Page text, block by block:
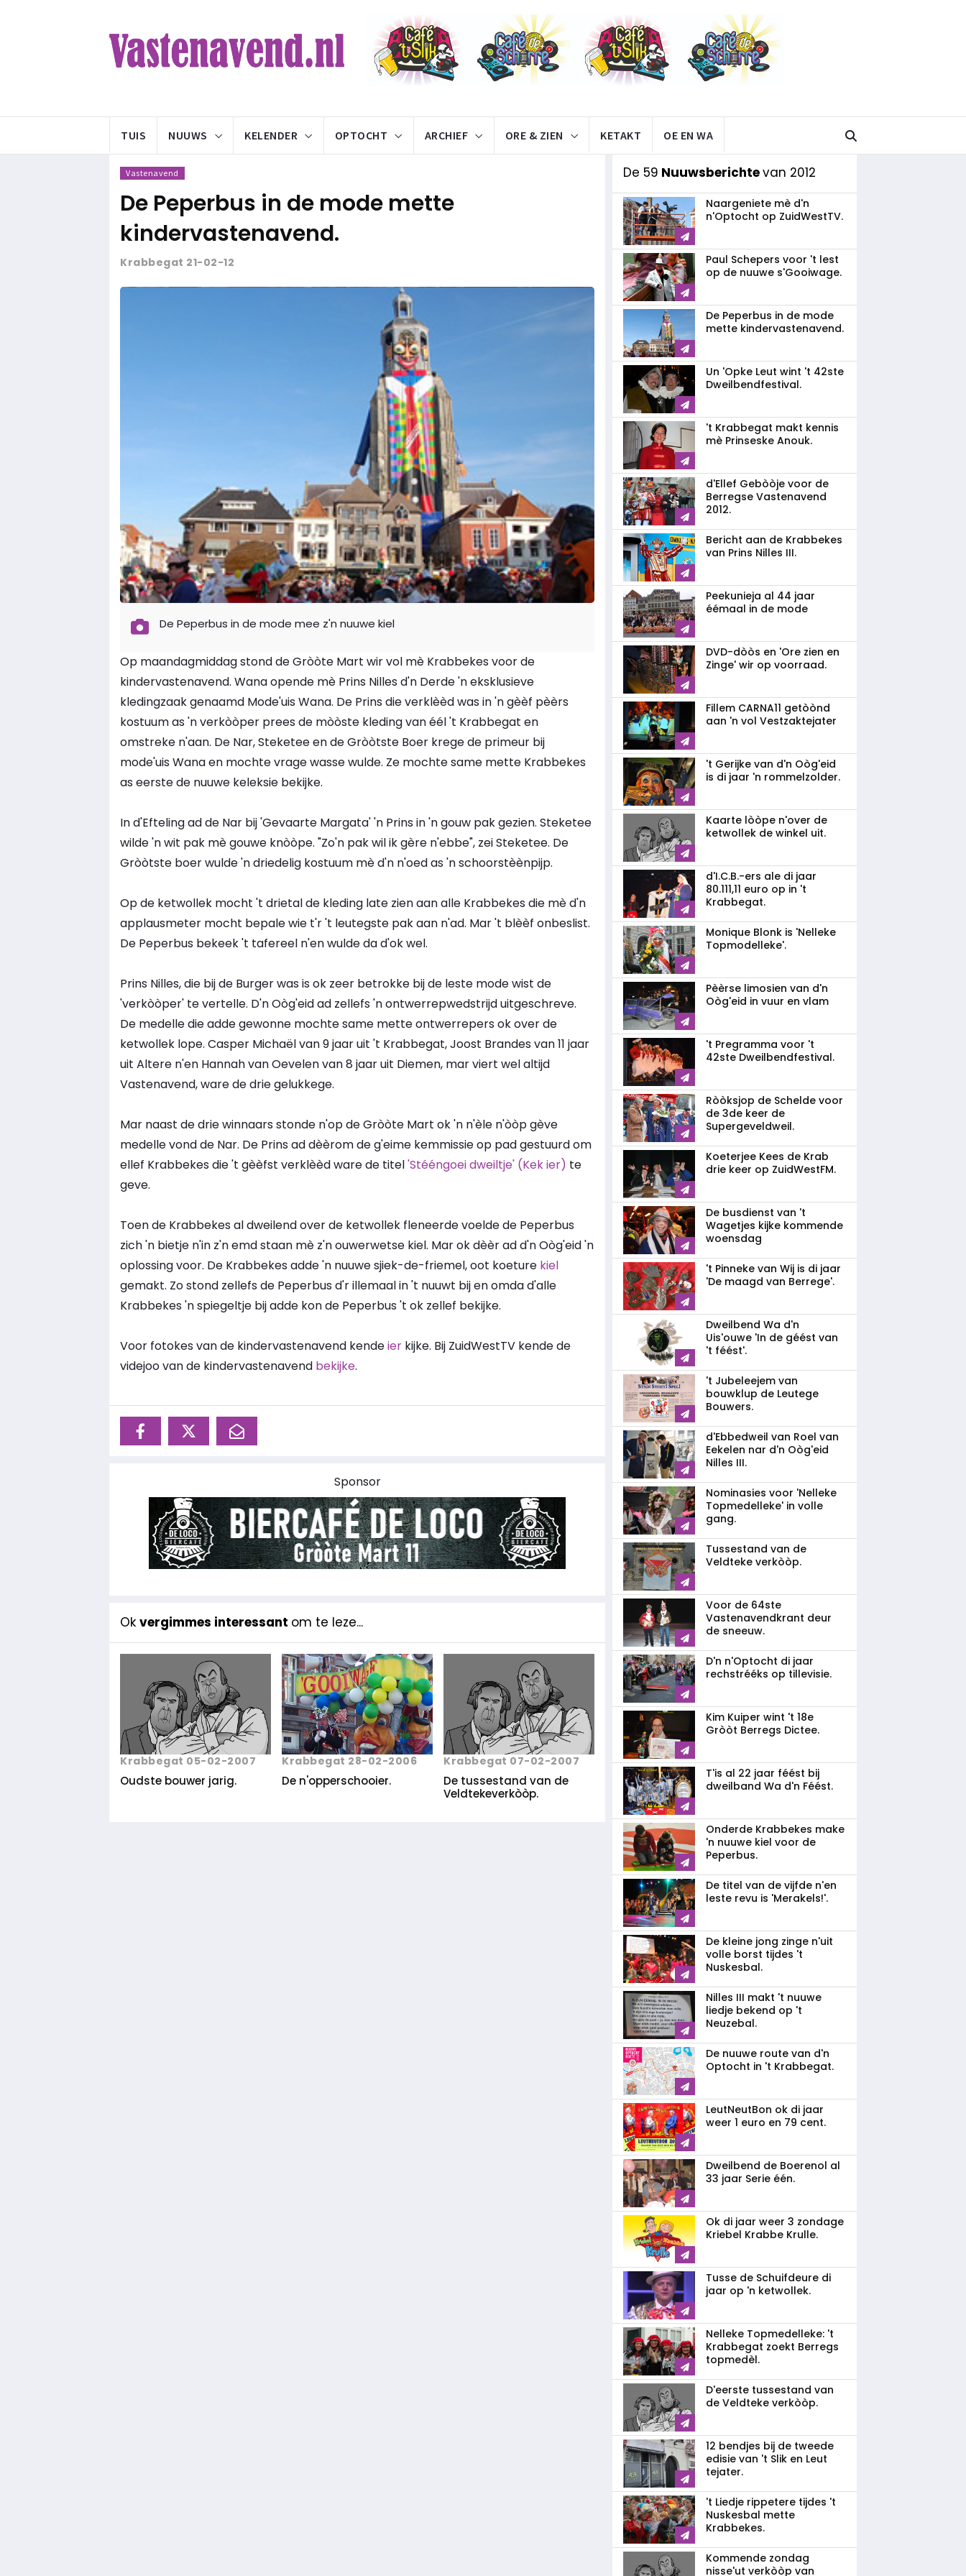
TUIS NUUWS KELENDER OPTOCHT ARCHIEF ORE & ZIEN KETAKT OE EN WA
Vastenavend
De Peperbus in de mode mette
kindervastenavend.
Krabbegat 21-02-12
De Peperbus in de mode mee z'n nuuwe kiel
Op maandagmiddag stond de Gròòte Mart wir vol mè Krabbekes voor de
kindervastenavend. Wana opende mè Prins Nilles d'n Derde 'n eksklusieve
kledingzaak genaamd Mode'uis Wana. De Prins die verklèèd was in 'n gèèf pèèrs
kostuum as 'n verkòòper prees de mòòste kleding van éél 't Krabbegat en
omstreke n'aan. De Nar, Steketee en de Gròòtste Boer krege de primeur bij
mode'uis Wana en mochte vrage wasse wulde. Ze mochte same mette Krabbekes
as eerste de nuuwe keleksie bekijke.
In d'Efteling ad de Nar bij 'Gevaarte Margata' 'n Prins in 'n gouw pak gezien. Steketee
wilde 'n wit pak mè gouwe knòòpe. "Zo'n pak wil ik gère n'ebbe", zei Steketee. De
Gròòtste boer wulde 'n driedelig kostuum mè d'n n'oed as 'n schoorstèènpijp.
Op de ketwollek mocht 't drietal de kleding late zien aan alle Krabbekes die mè d'n
applausmeter mocht bepale wie t'r 't leutegste pak aan n'ad. Mar 't blèèf onbeslist.
De Peperbus bekeek 't tafereel n'en wulde da d'ok wel.
Prins Nilles, die bij de Burger was is ok zeer betrokke bij de leste mode wist de
'verkòòper' te vertelle. D'n Oòg'eid ad zellefs 'n ontwerrepwedstrijd uitgeschreve.
De medelle die adde gewonne mochte same mette ontwerrepers ok over de
ketwollek lope. Casper Michaël van 9 jaar uit 't Krabbegat, Joost Brandes van 11 jaar
uit Altere n'en Hannah van Oevelen van 8 jaar uit Diemen, mar viert wel altijd
Vastenavend, ware de drie gelukkege.
Mar naast de drie winnaars stonde n'op de Gròòte Mart ok 'n n'èle n'òòp gève
medelle vond de Nar. De Prins ad dèèrom de g'eime kemmissie op pad gestuurd om
ellef Krabbekes die 't gèèfst verklèèd ware de titel'Stééngoei dweiltje' (Kek ier) te
geve.
Toen de Krabbekes al dweilend over de ketwollek fleneerde voelde de Peperbus
zich 'n bietje n'in z'n emd staan mè z'n ouwerwetse kiel. Mar ok dèèr ad d'n Oòg'eid 'n
oplossing voor. De Krabbekes adde 'n nuuwe sjiek-de-friemel, oot koeture kiel
gemakt. Zo stond zellefs de Peperbus d'r illemaal in 't nuuwt bij en omda d'alle
Krabbekes 'n spiegeltje bij adde kon de Peperbus 't ok zellef bekijke.
Voor fotokes van de kindervastenavend kendeier kijke. Bij ZuidWestTV kende de
videjoo van de kindervastenavend bekijke.
Sponsor
Ok vergimmes interessant om te leze...
Krabbegat 05-02-2007
Oudste bouwer jarig.
Krabbegat 28-02-2006
De n'opperschooier.
Krabbegat 07-02-2007
De tussestand van de
Veldtekeverkòòp.
De 59 Nuuwsberichtevan 2012
Naargeniete mè d'n
n'Optocht op ZuidWestTV.
Paul Schepers voor 't lest
op de nuuwe s'Gooiwage.
De Peperbus in de mode
mette kindervastenavend.
Un 'Opke Leut wint 't 42ste
Dweilbendfestival.
't Krabbegat makt kennis
mè Prinseske Anouk.
d'Ellef Gebòòje voor de
Berregse Vastenavend
2012.
Bericht aan de Krabbekes
van Prins Nilles III.
Peekunieja al 44 jaar
éémaal in de mode
DVD-dòòs en 'Ore zien en
Zinge' wir op voorraad.
Fillem CARNA11 getòònd
aan 'n vol Vestzaktejater
't Gerijke van d'n Oòg'eid
is di jaar 'n rommelzolder.
Kaarte lòòpe n'over de
ketwollek de winkel uit.
d'I.C.B.-ers ale di jaar
80.111,11 euro op in 't
Krabbegat.
Monique Blonk is 'Nelleke
Topmodelleke'.
Pèèrse limosien van d'n
Oòg'eid in vuur en vlam
't Pregramma voor 't
42ste Dweilbendfestival.
Ròòksjop de Schelde voor
de 3de keer de
Supergeveldweil.
Koeterjee Kees de Krab
drie keer op ZuidWestFM.
De busdienst van 't
Wagetjes kijke kommende
woensdag
't Pinneke van Wij is di jaar
'De maagd van Berrege'.
Dweilbend Wa d'n
Uis'ouwe 'In de géést van
't féést'.
't Jubeleejem van
bouwklup de Leutege
Bouwers.
d'Ebbedweil van Roel van
Eekelen nar d'n Oòg'eid
Nilles III.
Nominasies voor 'Nelleke
Topmedelleke' in volle
gang.
Tussestand van de
Veldteke verkòòp.
Voor de 64ste
Vastenavendkrant deur
de sneeuw.
D'n n'Optocht di jaar
rechstrééks op tillevisie.
Kim Kuiper wint 't 18e
Gròòt Berregs Dictee.
T'is al 22 jaar féést bij
dweilband Wa d'n Féést.
Onderde Krabbekes make
'n nuuwe kiel voor de
Peperbus.
De titel van de vijfde n'en
leste revu is 'Merakels!'.
De kleine jong zinge n'uit
volle borst tijdes 't
Nuskesbal.
Nilles III makt 't nuuwe
liedje bekend op 't
Neuzebal.
De nuuwe route van d'n
Optocht in 't Krabbegat.
LeutNeutBon ok di jaar
weer 1 euro en 79 cent.
Dweilbend de Boerenol al
33 jaar Serie één.
Ok di jaar weer 3 zondage
Kriebel Krabbe Krulle.
Tusse de Schuifdeure di
jaar op 'n ketwollek.
Nelleke Topmedelleke: 't
Krabbegat zoekt Berregs
topmedèl.
D'eerste tussestand van
de Veldteke verkòòp.
12 bendjes bij de tweede
edisie van 't Slik en Leut
tejater.
't Liedje rippetere tijdes 't
Nuskesbal mette
Krabbekes.
Kommende zondag
nisse'ut verkòòp van